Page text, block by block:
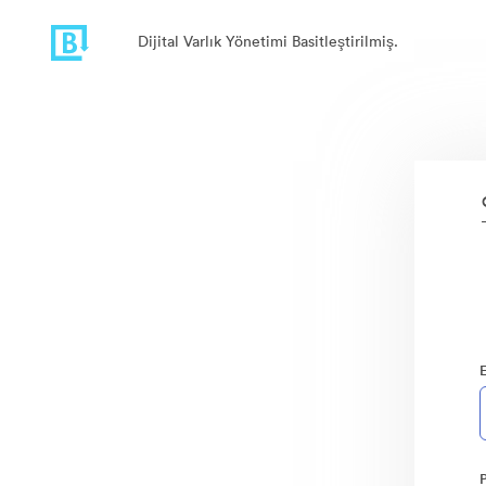
Dijital Varlık Yönetimi Basitleştirilmiş.